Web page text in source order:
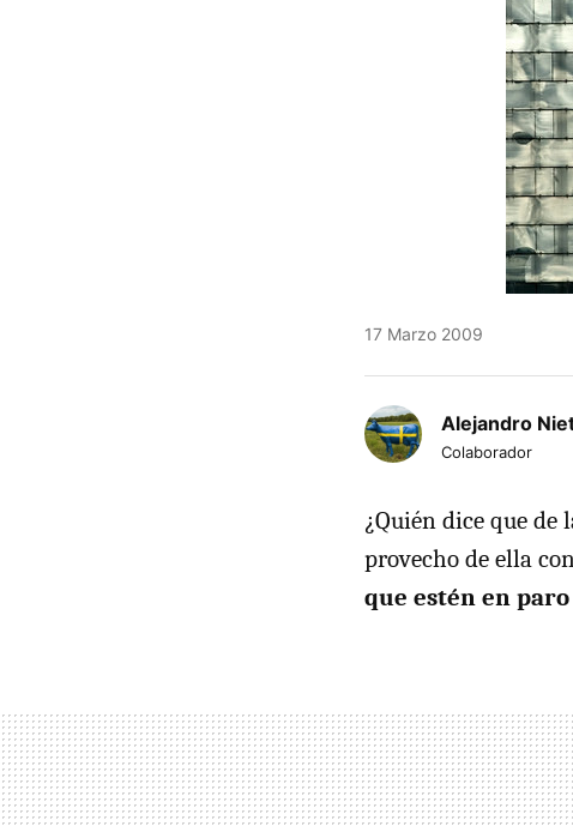
17 Marzo 2009
Alejandro
Colaborador
¿Quién dice que de
provecho de ella
que estén en